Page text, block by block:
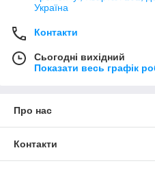
Україна
Контакти
Сьогодні вихідний
Показати весь графік
Про нас
Контакти